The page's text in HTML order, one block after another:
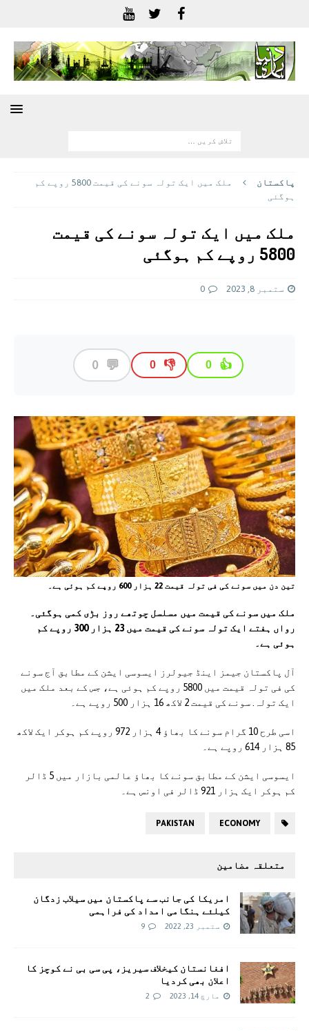
پاکستان
ملک میں ایک تولہ سونے کی قیمت 5800 روپے کم
ہوگئی
ملک میں ایک تولہ سونے کی قیمت
5800 روپے کم ہوگئی
ستمبر 8, 2023 0
👍
0
👎
0
💬
0
تین دن میں سونے کی فی تولہ قیمت 22 ہزار 600 روپے کم ہوئی ہے۔
ملک میں سونے کی قیمت میں مسلسل چوتھے روز بڑی کمی ہوگئی۔
رواں ہفتے ایک تولہ سونے کی قیمت میں 23 ہزار 300 روپے کم
ہوئی ہے۔
آل پاکستان جیمز اینڈ جیولرز ایسوسی ایشن کے مطابق آج سونے
کی فی تولہ قیمت میں 5800 روپے کم ہوئی ہے، جس کے بعد ملک میں
ایک تولہ. سونے کی قیمت 2 لاکھ 16 ہزار 500 روپے ہے۔
اسی طرح 10 گرام سونے کا بھاؤ 4 ہزار 972 روپے کم ہوکر ایک لاکھ
85 ہزار 614 روپے ہے۔
ایسوسی ایشن کے مطابق سونے کا بھاؤ عالمی بازار میں 5 ڈالر
کم ہوکر ایک ہزار 921 ڈالر فی اونس ہے۔
ECONOMY
PAKISTAN
متعلقہ مضامین
امريکا کی جانب سے پاکستان میں سیلاب زدگان
کیلئے ہنگامی امداد کی فراہمی
ستمبر 23, 2022 9
افغانستان کیخلاف سیریز، پی سی بی نے کوچز کا
اعلان بھی کردیا
مارچ 14, 2023 2